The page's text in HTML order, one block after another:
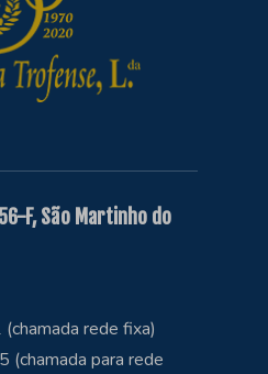
F, São Martinho do
rede fixa)
para rede